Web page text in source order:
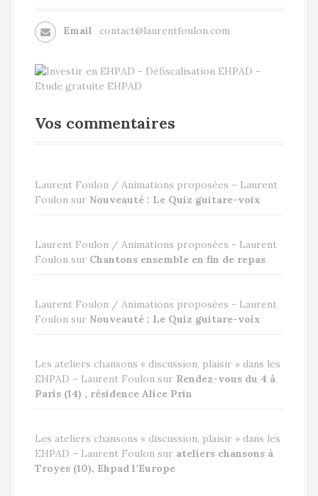
Email contact@laurentfoulon.com
Vos commentaires
Laurent Foulon / Animations proposées – Laurent
Foulon sur Nouveauté : Le Quiz guitare-voix
Laurent Foulon / Animations proposées - Laurent
Foulon sur Chantons ensemble en fin de repas
Laurent Foulon / Animations proposées - Laurent
Foulon sur Nouveauté : Le Quiz guitare-voix
Les ateliers chansons « discussion, plaisir » dans les
EHPAD – Laurent Foulon sur Rendez-vous du 4 à
Paris (14) , résidence Alice Prin
Les ateliers chansons « discussion, plaisir » dans les
EHPAD – Laurent Foulon sur ateliers chansons à
Troyes (10), Ehpad l’Europe